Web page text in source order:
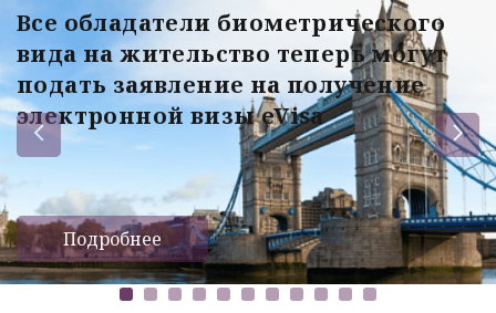
Все обладатели биометрического
вида на жительство теперь могут
подать заявление на получение
электронной визы eVisa
Подробнее